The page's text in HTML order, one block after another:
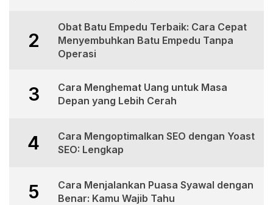
2
Obat Batu Empedu Terbaik: Cara Cepat
Menyembuhkan Batu Empedu Tanpa
Operasi
3
Cara Menghemat Uang untuk Masa
Depan yang Lebih Cerah
4
Cara Mengoptimalkan SEO dengan Yoast
SEO: Lengkap
5
Cara Menjalankan Puasa Syawal dengan
Benar: Kamu Wajib Tahu